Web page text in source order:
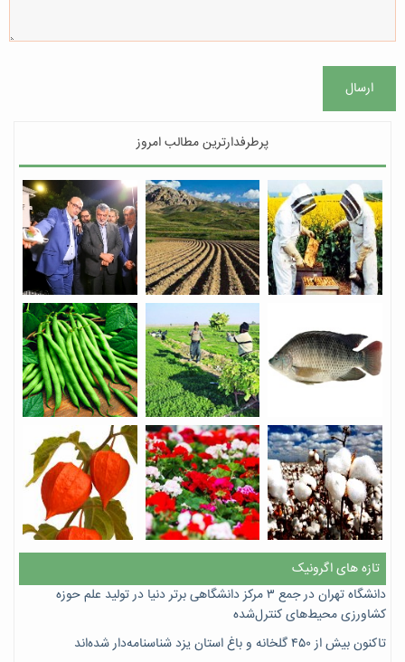
ارسال
پرطرفدارترین مطالب امروز
تازه های اگرونیک
دانشگاه تهران در جمع ۳ مرکز دانشگاهی برتر دنیا در تولید علم حوزه
کشاورزی محیط‌های کنترل‌شده
تاکنون بیش از ۴۵۰ گلخانه و باغ استان یزد شناسنامه‌دار شده‌اند